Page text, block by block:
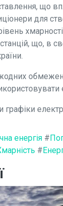
що
для
що, в
енергія #
#